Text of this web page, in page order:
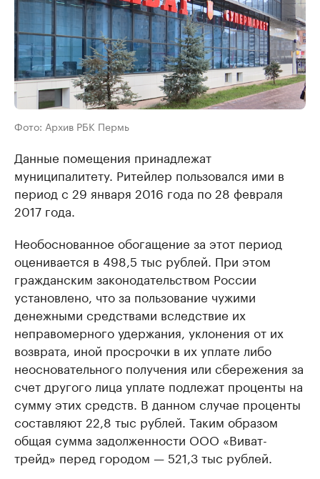
Фото: Архив РБК Пермь
Данные помещения принадлежат
муниципалитету. Ритейлер пользовался ими в
период с 29 января 2016 года по 28 февраля
2017 года.
Необоснованное обогащение за этот период
оценивается в 498,5 тыс рублей. При этом
гражданским законодательством России
установлено, что за пользование чужими
денежными средствами вследствие их
неправомерного удержания, уклонения от их
возврата, иной просрочки в их уплате либо
неосновательного получения или сбережения за
счет другого лица уплате подлежат проценты на
сумму этих средств. В данном случае проценты
составляют 22,8 тыс рублей. Таким образом
общая сумма задолженности ООО «Виват-
трейд» перед городом — 521,3 тыс рублей.